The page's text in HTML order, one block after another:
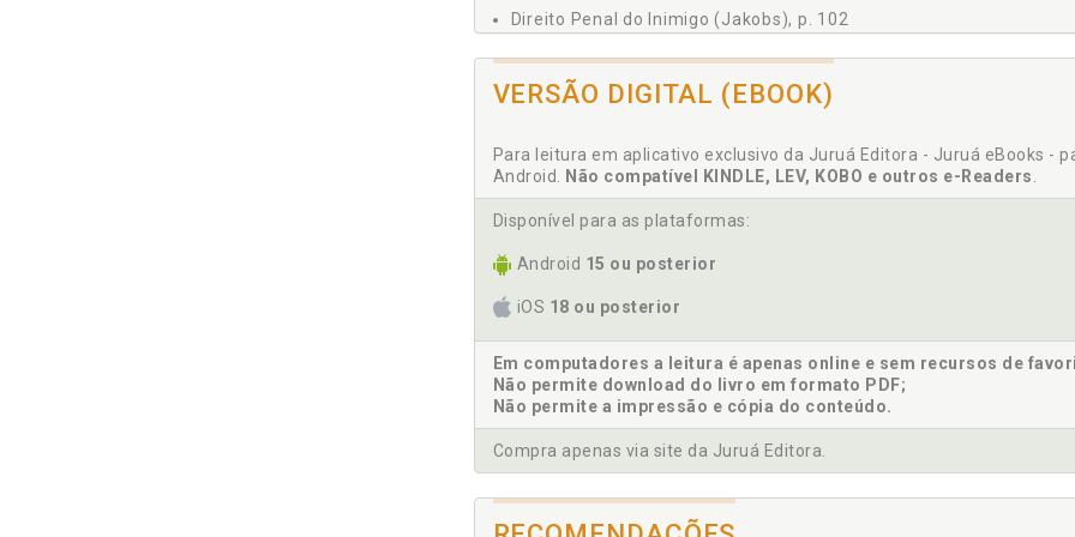
Direito Penal do Inimigo (Jakobs), p. 102
Direito Penal. Inidoneidade do Direito Penal, p. 92
Direito utilizando-se de ilegalidades para funcionar "melhor".
Droga. Guerra às drogas, p. 82
E
Economia de mercado. Art. 226 do Código de Processo Penal e a
G
Guerra às drogas, p. 82
I
Ilegalidades e legalidades, p. 17
VERSÃO DIGITAL (EBOOK)
Para leitura em aplicativo exclusivo da Juruá Editora - Juruá eBooks -
Android. Não compatível KINDLE, LEV, KOBO e outros e-Readers.
Disponível para as plataformas:
Android 15 ou posterior
iOS 18 ou posterior
Em computadores a leitura é apenas online e sem recursos de
Não permite download do livro em formato PDF;
Não permite a impressão e cópia do conteúdo.
Compra apenas via site da Juruá Editora.